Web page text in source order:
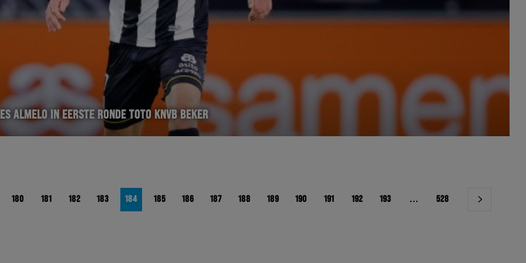
ALMELO IN EERSTE RONDE TOTO KNVB BEKER
180 181 182 183 184 185 186 187 188 189 190 191 192 193 … 528